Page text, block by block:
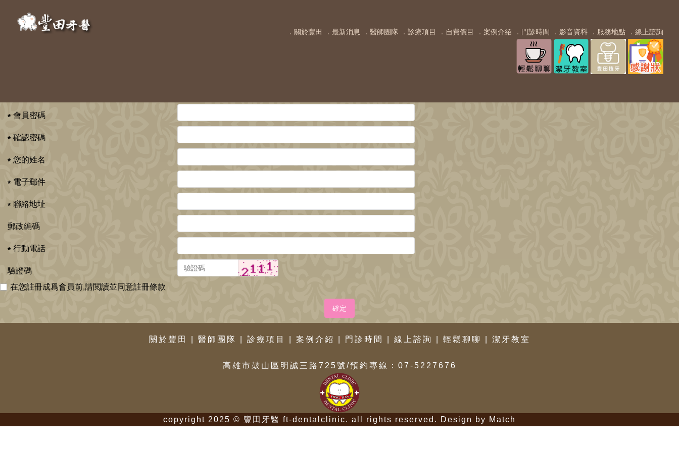
．關於豐田 ．最新消息 ．醫師團隊 ．診療項目 ．自費價目 ．案例介紹 ．門診時間 ．影音資料 ．服務地點 ．線上諮詢
會員密碼
確認密碼
您的姓名
電子郵件
聯絡地址
郵政編碼
行動電話
驗證碼
在您註冊成爲會員前,請閲讀並同意註冊條款
確定
關於豐田 醫師團隊 診療項目 案例介紹 門診時間 線上諮詢 輕鬆聊聊 潔牙教室
高雄市鼓山區明誠三路725號/預約專線：07-5227676
copyright 2025 © 豐田牙醫 ft-dentalclinic. all rights reserved. Design by Match